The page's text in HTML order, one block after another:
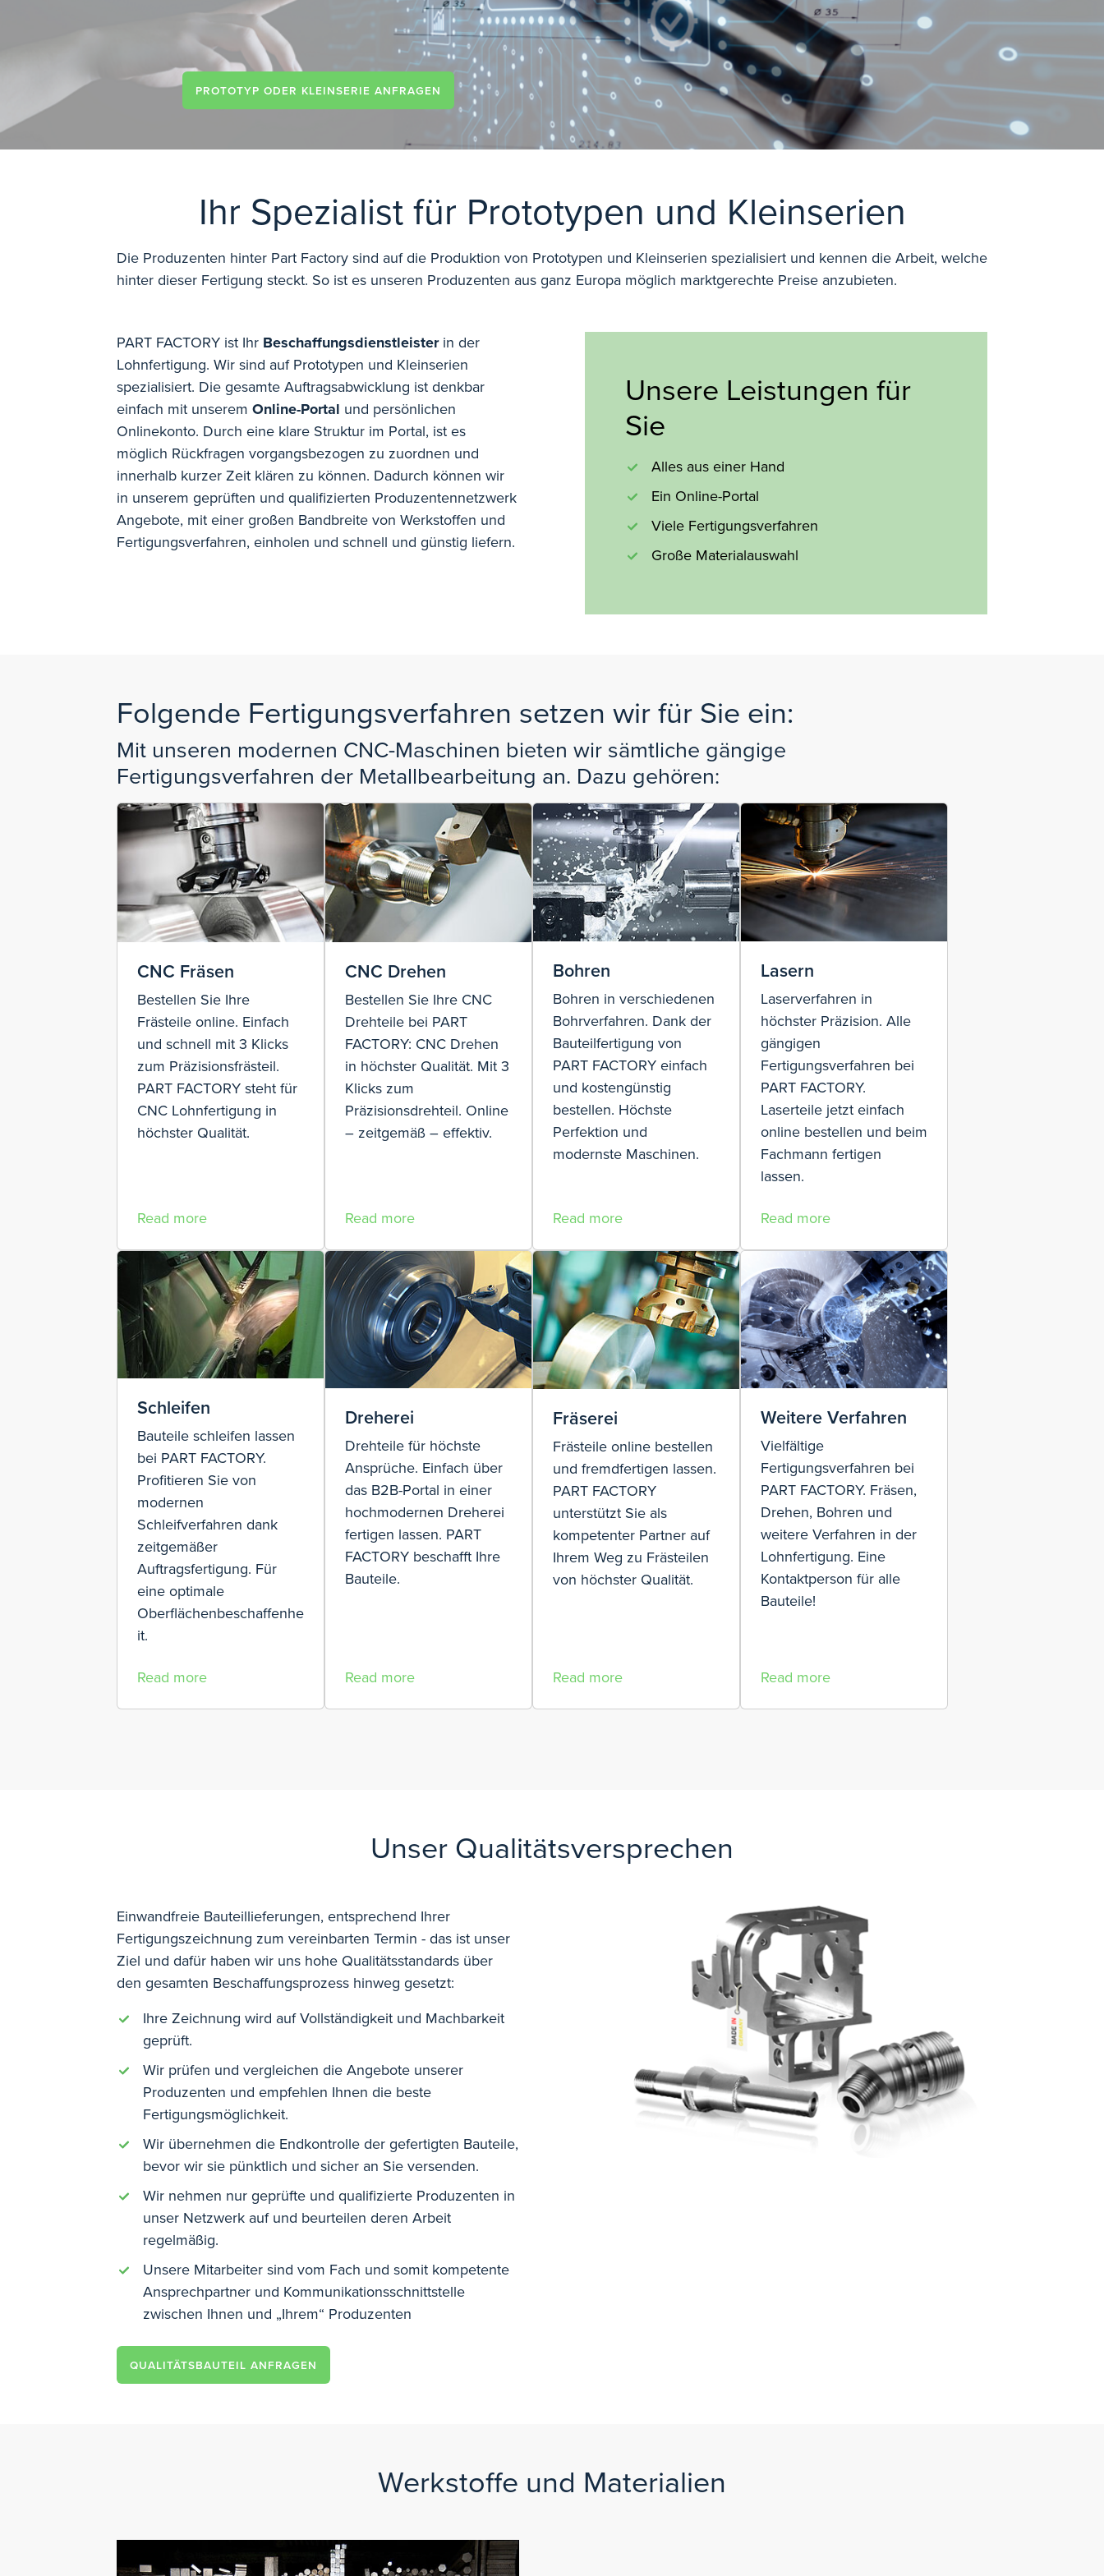
PROTOTYP ODER KLEINSERIE ANFRAGEN
Ihr Spezialist für Prototypen und Kleinserien
Die Produzenten hinter Part Factory sind auf die Produktion von Prototypen und Kleinserien spezialisiert und kennen die Arbeit, welche
hinter dieser Fertigung steckt. So ist es unseren Produzenten aus ganz Europa möglich marktgerechte Preise anzubieten.
PART FACTORY ist Ihr Beschaffungsdienstleisterin der
Lohnfertigung. Wir sind auf Prototypen und Kleinserien
spezialisiert. Die gesamte Auftragsabwicklung ist denkbar
einfach mit unserem Online-Portal und persönlichen
Onlinekonto. Durch eine klare Struktur im Portal, ist es
möglich Rückfragen vorgangsbezogen zu zuordnen und
innerhalb kurzer Zeit klären zu können. Dadurch können wir
in unserem geprüften und qualifizierten Produzentennetzwerk
Angebote, mit einer großen Bandbreite von Werkstoffen und
Fertigungsverfahren, einholen und schnell und günstig liefern.
Unsere Leistungen für
Sie
Alles aus einer Hand
Ein Online-Portal
Viele Fertigungsverfahren
Große Materialauswahl
Folgende Fertigungsverfahren setzen wir für Sie ein:
Mit unseren modernen CNC-Maschinen bieten wir sämtliche gängige
Fertigungsverfahren der Metallbearbeitung an. Dazu gehören:
CNC Fräsen
Bestellen Sie Ihre
Frästeile online. Einfach
und schnell mit 3 Klicks
zum Präzisionsfrästeil.
PART FACTORY steht für
CNC Lohnfertigung in
höchster Qualität.
Read more
CNC Drehen
Bestellen Sie Ihre CNC
Drehteile bei PART
FACTORY: CNC Drehen
in höchster Qualität. Mit 3
Klicks zum
Präzisionsdrehteil. Online
– zeitgemäß – effektiv.
Read more
Bohren
Bohren in verschiedenen
Bohrverfahren. Dank der
Bauteilfertigung von
PART FACTORY einfach
und kostengünstig
bestellen. Höchste
Perfektion und
modernste Maschinen.
Read more
Lasern
Laserverfahren in
höchster Präzision. Alle
gängigen
Fertigungsverfahren bei
PART FACTORY.
Laserteile jetzt einfach
online bestellen und beim
Fachmann fertigen
lassen.
Read more
Schleifen
Bauteile schleifen lassen
bei PART FACTORY.
Profitieren Sie von
modernen
Schleifverfahren dank
zeitgemäßer
Auftragsfertigung. Für
eine optimale
Oberflächenbeschaffenhe
it.
Read more
Dreherei
Drehteile für höchste
Ansprüche. Einfach über
das B2B-Portal in einer
hochmodernen Dreherei
fertigen lassen. PART
FACTORY beschafft Ihre
Bauteile.
Read more
Fräserei
Frästeile online bestellen
und fremdfertigen lassen.
PART FACTORY
unterstützt Sie als
kompetenter Partner auf
Ihrem Weg zu Frästeilen
von höchster Qualität.
Read more
Weitere Verfahren
Vielfältige
Fertigungsverfahren bei
PART FACTORY. Fräsen,
Drehen, Bohren und
weitere Verfahren in der
Lohnfertigung. Eine
Kontaktperson für alle
Bauteile!
Read more
Unser Qualitätsversprechen
Einwandfreie Bauteillieferungen, entsprechend Ihrer
Fertigungszeichnung zum vereinbarten Termin - das ist unser
Ziel und dafür haben wir uns hohe Qualitätsstandards über
den gesamten Beschaffungsprozess hinweg gesetzt:
Ihre Zeichnung wird auf Vollständigkeit und Machbarkeit
geprüft.
Wir prüfen und vergleichen die Angebote unserer
Produzenten und empfehlen Ihnen die beste
Fertigungsmöglichkeit.
Wir übernehmen die Endkontrolle der gefertigten Bauteile,
bevor wir sie pünktlich und sicher an Sie versenden.
Wir nehmen nur geprüfte und qualifizierte Produzenten in
unser Netzwerk auf und beurteilen deren Arbeit
regelmäßig.
Unsere Mitarbeiter sind vom Fach und somit kompetente
Ansprechpartner und Kommunikationsschnittstelle
zwischen Ihnen und „Ihrem“ Produzenten
QUALITÄTSBAUTEIL ANFRAGEN
Werkstoffe und Materialien